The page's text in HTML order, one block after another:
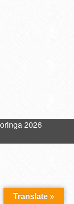
2026
Translate »